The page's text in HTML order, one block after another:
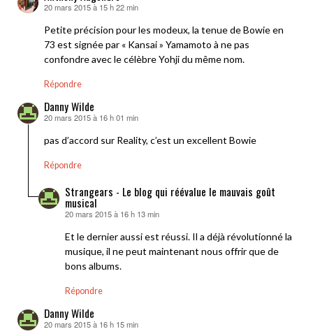
dit :
20 mars 2015 à 15 h 22 min
Petite précision pour les modeux, la tenue de Bowie en
73 est signée par « Kansai » Yamamoto à ne pas
confondre avec le célèbre Yohji du même nom.
Répondre
Danny Wilde
dit :
20 mars 2015 à 16 h 01 min
pas d’accord sur Reality, c’est un excellent Bowie
Répondre
Strangears - Le blog qui réévalue le mauvais goût
musical
dit :
20 mars 2015 à 16 h 13 min
Et le dernier aussi est réussi. Il a déjà révolutionné la
musique, il ne peut maintenant nous offrir que de
bons albums.
Répondre
Danny Wilde
dit :
20 mars 2015 à 16 h 15 min